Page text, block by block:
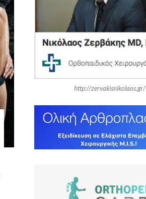
http://zervakisnikolaos.gr/